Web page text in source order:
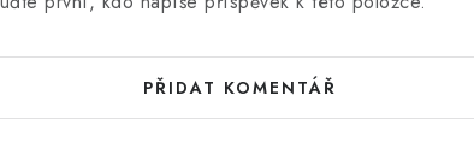
PŘIDAT KOMENTÁŘ